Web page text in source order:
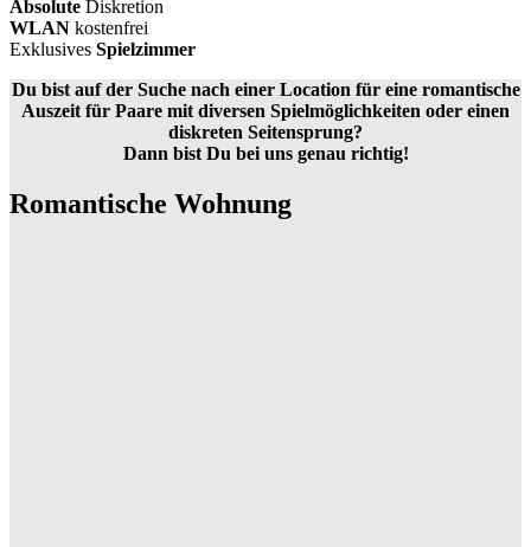
Absolute Diskretion
WLAN kostenfrei
Exklusives Spielzimmer
Du bist auf der Suche nach einer Location für eine romantische
Auszeit für Paare mit diversen Spielmöglichkeiten oder einen
diskreten Seitensprung?
Dann bist Du bei uns genau richtig!
Romantische Wohnung